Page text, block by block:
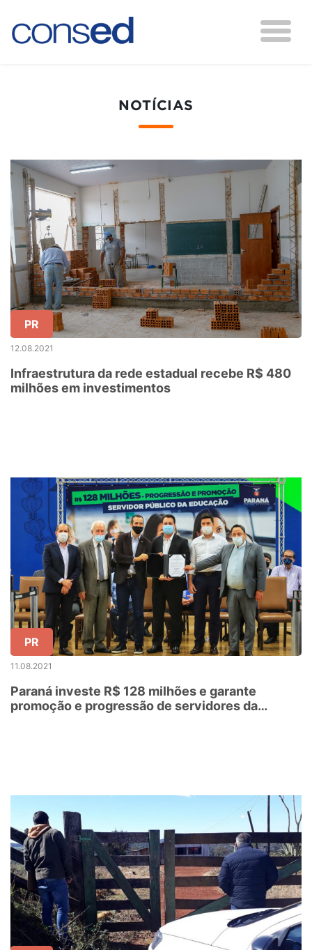
NOTÍCIAS
PR
12.08.2021
Infraestrutura da rede estadual recebe R$ 480
milhões em investimentos
PR
11.08.2021
Paraná investe R$ 128 milhões e garante
promoção e progressão de servidores da